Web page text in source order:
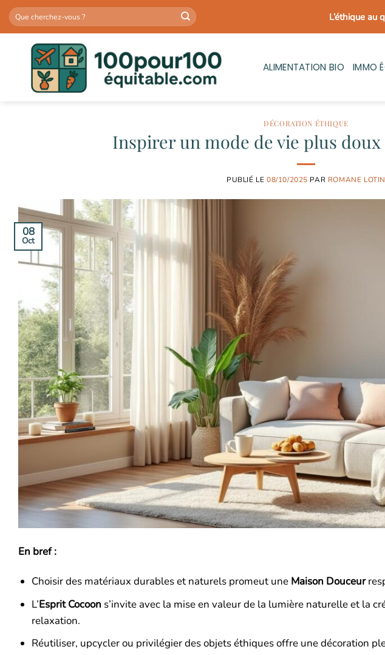
Passer
au
contenu
L’éthique au
ALIMENTATION BIO IMMO
DÉCORATION ÉTHIQUE
Inspirer un mode de vie plus doux
PUBLIÉ LE 08/10/2025 PAR ROMANE LOTIN
08
Oct
En bref :
Choisir des matériaux durables et naturels promeut une Maison Douceur
L’Esprit Cocoon s’invite avec la mise en valeur de la lumière naturelle et la
relaxation.
Réutiliser, upcycler ou privilégier des objets éthiques offre une décoration